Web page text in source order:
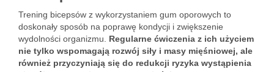
Trening bicepsów z wykorzystaniem gum oporowych to
doskonały sposób na poprawę kondycji i zwiększenie
wydolności organizmu. Regularne ćwiczenia z ich użyciem
nie tylko wspomagają rozwój siły i masy mięśniowej, ale
również przyczyniają się do redukcji ryzyka wystąpienia